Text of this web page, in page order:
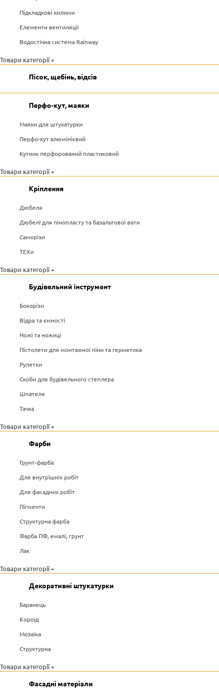
Підкладкові килими
Елементи вентиляції
Водостічна система Rainway
Товари категорії +
Пісок, щебінь, відсів
Перфо-кут, маяки
Маяки для штукатурки
Перфо-кут алюмінієвий
Кутник перфорований пластиковий
Товари категорії +
Кріплення
Дюбеля
Дюбелі для пінопласту та базальтової вати
Саморізи
ТЕХи
Товари категорії +
Будівельний інструмент
Бокорізи
Відра та ємності
Ножі та ножиці
Пістолети для монтажної піни та герметика
Рулетки
Скоби для будівельного степлера
Шпателя
Тачка
Товари категорії +
Фарби
Грунт-фарба
Для внутрішніх робіт
Для фасадних робіт
Пігменти
Структурна фарба
Фарба ПФ, емалі, грунт
Лак
Товари категорії +
Декоративні штукатурки
Баранець
Короїд
Мозаїка
Структурна
Товари категорії +
Фасадні матеріали